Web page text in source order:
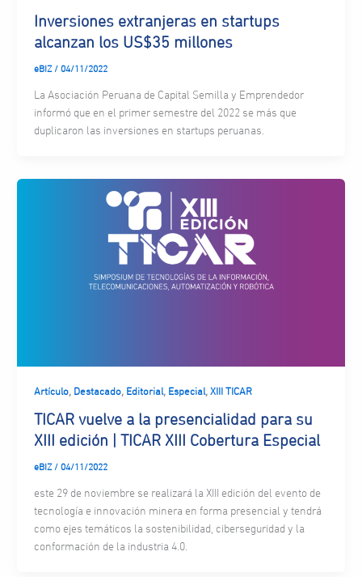
Inversiones extranjeras en startups
alcanzan los US$35 millones
eBIZ / 04/11/2022
La Asociación Peruana de Capital Semilla y Emprendedor
informó que en el primer semestre del 2022 se más que
duplicaron las inversiones en startups peruanas.
Artículo, Destacado, Editorial, Especial, XIII TICAR
TICAR vuelve a la presencialidad para su
XIII edición | TICAR XIII Cobertura Especial
eBIZ / 04/11/2022
este 29 de noviembre se realizará la XIII edición del evento de
tecnología e innovación minera en forma presencial y tendrá
como ejes temáticos la sostenibilidad, ciberseguridad y la
conformación de la industria 4.0.